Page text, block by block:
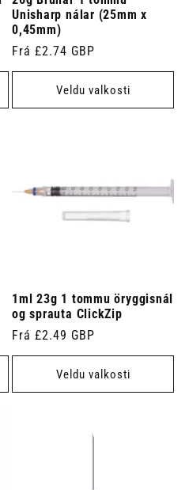
Unisharp nálar (25mm x
0,45mm)
Venjulegt
verð
Frá £2.74 GBP
Veldu valkosti
1ml 23g 1 tommu öryggisnál
og sprauta ClickZip
Venjulegt
verð
Frá £2.49 GBP
Veldu valkosti